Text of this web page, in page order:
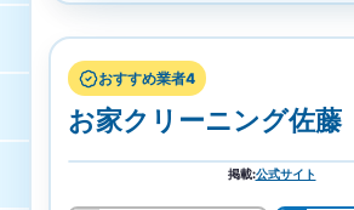
4400円
ハウスクリーニングヴィクラ
報
9:00-19:00
定休日
おすすめ業者4
お家クリーニング佐藤
掲載:公式サイト